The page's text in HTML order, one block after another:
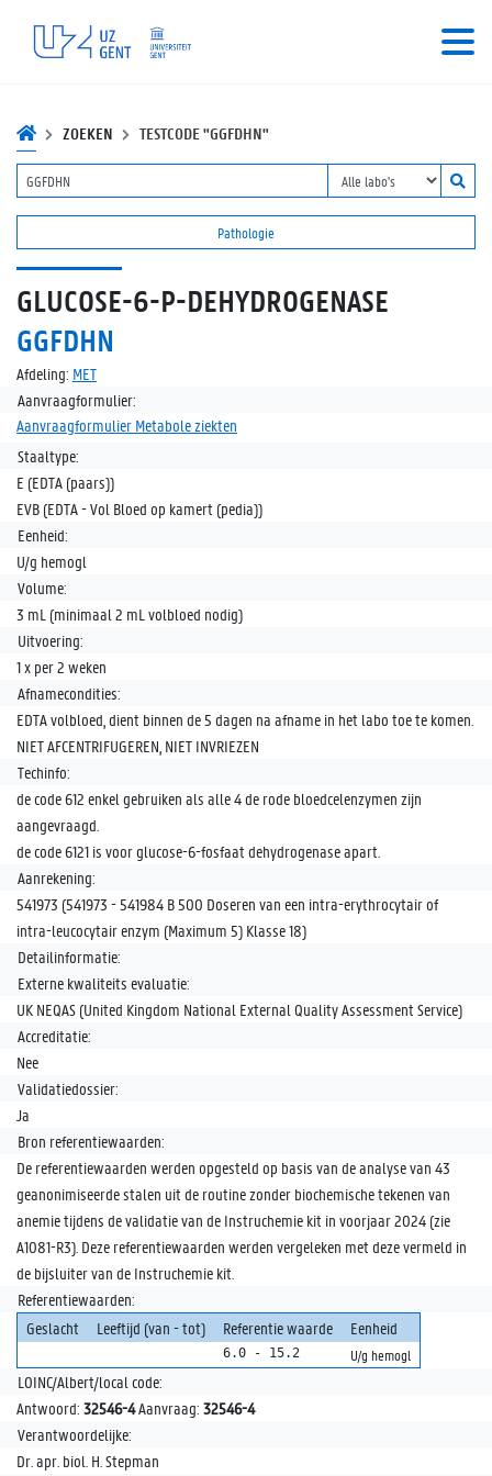
ZOEKEN TESTCODE "GGFDHN"
Pathologie
GLUCOSE-6-P-DEHYDROGENASE
GGFDHN
Afdeling: MET
Aanvraagformulier:
Aanvraagformulier Metabole ziekten
Staaltype:
E (EDTA (paars))
EVB (EDTA - Vol Bloed op kamert (pedia))
Eenheid:
U/g hemogl
Volume:
3 mL (minimaal 2 mL volbloed nodig)
Uitvoering:
1 x per 2 weken
Afnamecondities:
EDTA volbloed, dient binnen de 5 dagen na afname in het labo toe te komen.
NIET AFCENTRIFUGEREN, NIET INVRIEZEN
Techinfo:
de code 612 enkel gebruiken als alle 4 de rode bloedcelenzymen zijn
aangevraagd.
de code 6121 is voor glucose-6-fosfaat dehydrogenase apart.
Aanrekening:
541973 (541973 - 541984 B 500 Doseren van een intra-erythrocytair of
intra-leucocytair enzym (Maximum 5) Klasse 18)
Detailinformatie:
Externe kwaliteits evaluatie:
UK NEQAS (United Kingdom National External Quality Assessment Service)
Accreditatie:
Nee
Validatiedossier:
Ja
Bron referentiewaarden:
De referentiewaarden werden opgesteld op basis van de analyse van 43
geanonimiseerde stalen uit de routine zonder biochemische tekenen van
anemie tijdens de validatie van de Instruchemie kit in voorjaar 2024 (zie
A1081-R3). Deze referentiewaarden werden vergeleken met deze vermeld in
de bijsluiter van de Instruchemie kit.
Referentiewaarden:
Geslacht
Leeftijd (van - tot) Referentie waarde Eenheid
6.0 - 15.2 U/g hemogl
LOINC/Albert/local code:
Antwoord: 32546-4Aanvraag: 32546-4
Verantwoordelijke:
Dr. apr. biol. H. Stepman